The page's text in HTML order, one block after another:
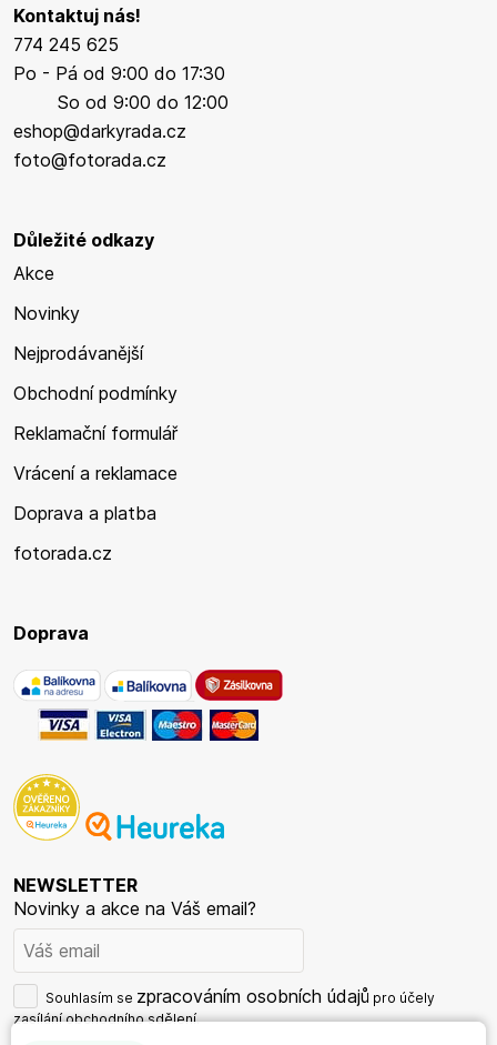
Kontaktuj nás!
774 245 625
Po - Pá od 9:00 do 17:30
So od 9:00 do 12:00
eshop@darkyrada.cz
foto@fotorada.cz
Důležité odkazy
Akce
Novinky
Nejprodávanější
Obchodní podmínky
Reklamační formulář
Vrácení a reklamace
Doprava a platba
fotorada.cz
Doprava
NEWSLETTER
Novinky a akce na Váš email?
Souhlasím se zpracováním osobních údajů pro účely
zasílání obchodního sdělení.